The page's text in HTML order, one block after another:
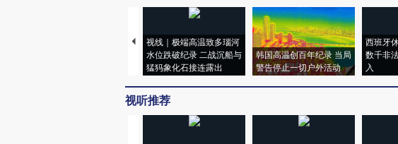
视线｜极端高温致多瑙河
水位跌破纪录 二战沉船与
猛犸象化石接连露出
韩国高温创百年纪录 当局
警告停止一切户外活动
西班牙
数千非
入
视听推荐